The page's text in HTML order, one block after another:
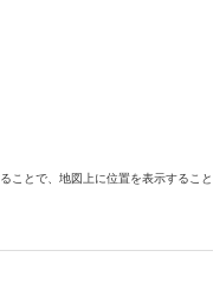
ことで、地図上に位置を表示すること